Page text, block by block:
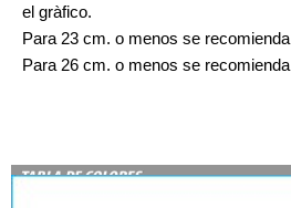
el gràfico.
Para 23 cm. o menos se
Para 26 cm. o menos se